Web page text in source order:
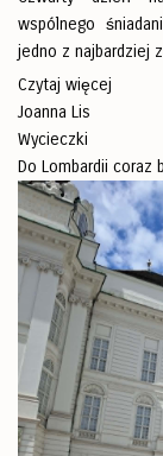
wspólnego
jedno z najbardziej
Czytaj więcej
Joanna Lis
Wycieczki
Do Lombardii coraz